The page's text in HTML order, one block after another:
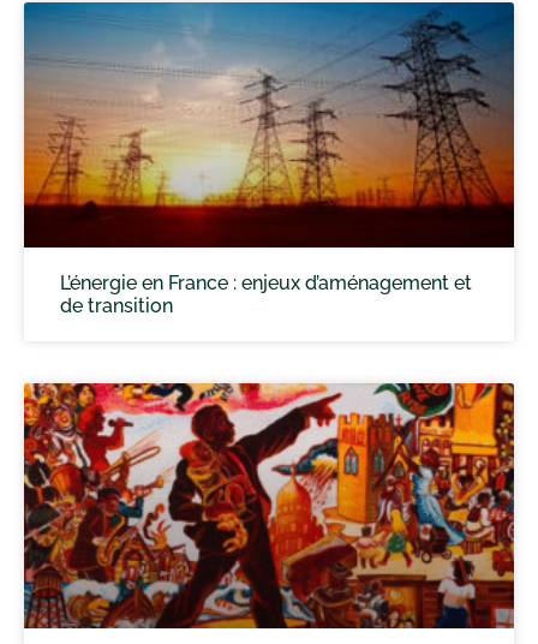
L’énergie en France : enjeux d’aménagement et
de transition